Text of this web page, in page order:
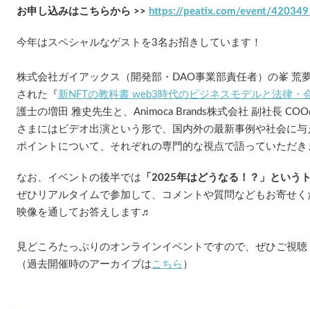
お申し込みはこちらから >> https://peatix.com/event/
今年はスペシャルなゲストを3名お招きしています！
株式会社ガイアックス（開発部・DAO事業部責任者）の峯 荒
された『新NFTの教科書 web3時代のビジネスモデルと法律・
護士の増田 雅史先生と、Animoca Brands株式会社 副社長
さまにはビデオ出演という形で、国内外の最新事例や社会に
ポイントについて、それぞれの専門的な視点で語っていただき
なお、イベントの後半では 「2025年はどうなる！？」という
ぜひリアルタイムで参加して、コメントや質問などもお寄せ
映像を通してお答えします♬
見どころたっぷりのオンラインイベントですので、ぜひご視
（過去開催時のアーカイブは こちら ）